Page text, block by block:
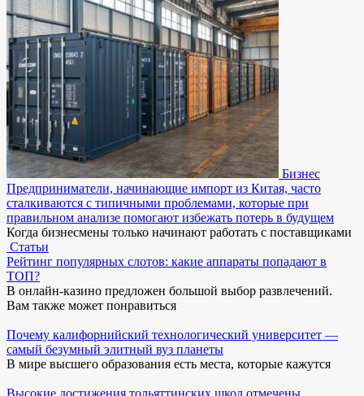
Бизнес
Предприниматели, начинающие импорт из Китая, часто
сталкиваются с типичными проблемами, которые при
правильном анализе помогают избежать потерь в будущем
Когда бизнесмены только начинают работать с поставщиками
Статьи
Рейтинг популярных слотов: какие аппараты попадают в
ТОП?
В онлайн-казино предложен большой выбор развлечений.
Вам также может понравиться
Почему калифорнийский технологический университет —
самый безумный элитный вуз планеты
В мире высшего образования есть места, которые кажутся